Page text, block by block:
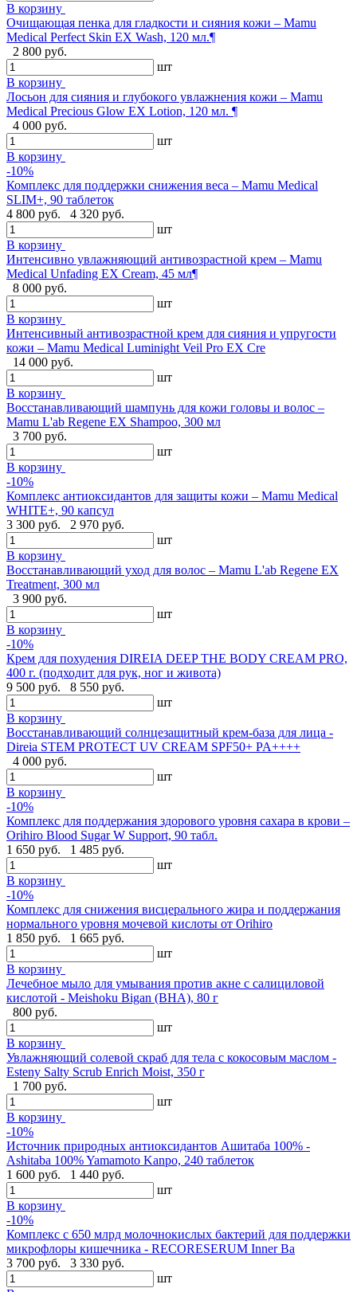
В корзину
Очищающая пенка для гладкости и сияния кожи – Mamu
Medical Perfect Skin EX Wash, 120 мл.¶
2 800 руб.
шт
В корзину
Лосьон для сияния и глубокого увлажнения кожи – Mamu
Medical Precious Glow EX Lotion, 120 мл. ¶
4 000 руб.
шт
В корзину
-10%
Комплекс для поддержки снижения веса – Mamu Medical
SLIM+, 90 таблеток
4 800 руб.
4 320 руб.
шт
В корзину
Интенсивно увлажняющий антивозрастной крем – Mamu
Medical Unfading EX Cream, 45 мл¶
8 000 руб.
шт
В корзину
Интенсивный антивозрастной крем для сияния и упругости
кожи – Mamu Medical Luminight Veil Pro EX Cre
14 000 руб.
шт
В корзину
Восстанавливающий шампунь для кожи головы и волос –
Mamu L'ab Regene EX Shampoo, 300 мл
3 700 руб.
шт
В корзину
-10%
Комплекс антиоксидантов для защиты кожи – Mamu Medical
WHITE+, 90 капсул
3 300 руб.
2 970 руб.
шт
В корзину
Восстанавливающий уход для волос – Mamu L'ab Regene EX
Treatment, 300 мл
3 900 руб.
шт
В корзину
-10%
Крем для похудения DIREIA DEEP THE BODY CREAM PRO,
400 г. (подходит для рук, ног и живота)
9 500 руб.
8 550 руб.
шт
В корзину
Восстанавливающий солнцезащитный крем-база для лица -
Direia STEM PROTECT UV CREAM SPF50+ PA++++
4 000 руб.
шт
В корзину
-10%
Комплекс для поддержания здорового уровня сахара в крови –
Orihiro Blood Sugar W Support, 90 табл.
1 650 руб.
1 485 руб.
шт
В корзину
-10%
Комплекс для снижения висцерального жира и поддержания
нормального уровня мочевой кислоты от Orihiro
1 850 руб.
1 665 руб.
шт
В корзину
Лечебное мыло для умывания против акне с салициловой
кислотой - Meishoku Bigan (BHA), 80 г
800 руб.
шт
В корзину
Увлажняющий солевой скраб для тела с кокосовым маслом -
Esteny Salty Scrub Enrich Moist, 350 г
1 700 руб.
шт
В корзину
-10%
Источник природных антиоксидантов Ашитаба 100% -
Ashitaba 100% Yamamoto Kanpo, 240 таблеток
1 600 руб.
1 440 руб.
шт
В корзину
-10%
Комплекс с 650 млрд молочнокислых бактерий для поддержки
микрофлоры кишечника - RECORESERUM Inner Ba
3 700 руб.
3 330 руб.
шт